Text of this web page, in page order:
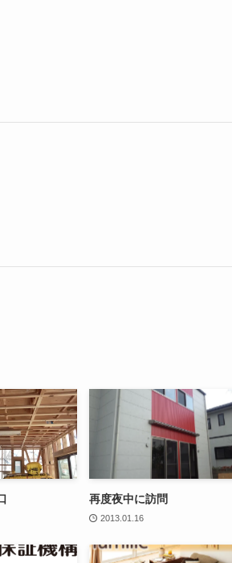
再度夜中に訪問
2013.01.16